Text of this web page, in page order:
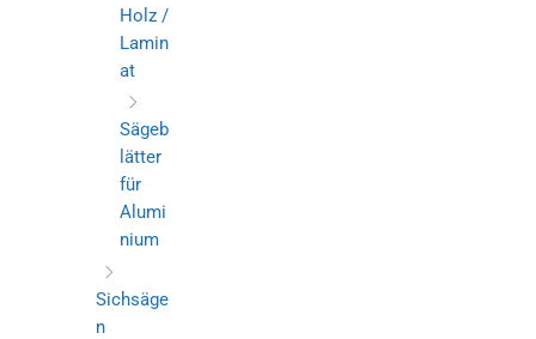
Holz /
Lamin
at
Sägeb
lätter
für
Alumi
nium
Sichsäge
n